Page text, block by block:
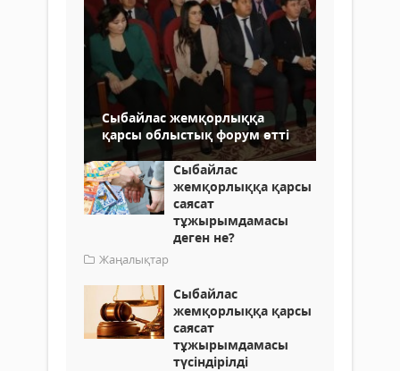
Сыбайлас жемқорлыққа
қарсы облыстық форум өтті
Сыбайлас
жемқорлыққа қарсы
саясат
тұжырымдамасы
деген не?
Жаңалықтар
Сыбайлас
жемқорлыққа қарсы
саясат
тұжырымдамасы
түсіндірілді